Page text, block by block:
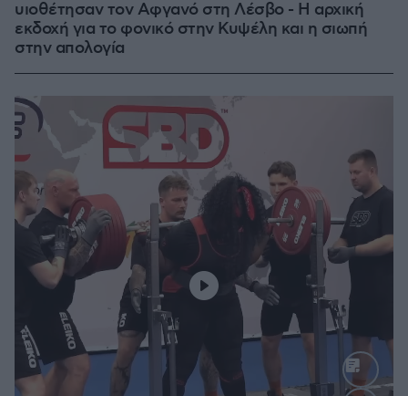
υιοθέτησαν τον Αφγανό στη Λέσβο - Η αρχική
εκδοχή για το φονικό στην Κυψέλη και η σιωπή
στην απολογία